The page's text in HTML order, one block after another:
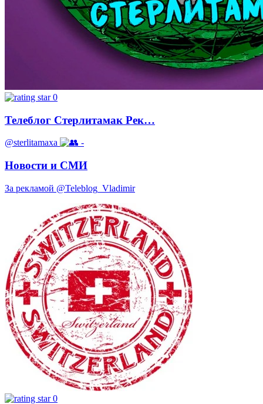
0
Телеблог Стерлитамак Рек…
@sterlitamaxa -
Новости и СМИ
За рекламой @Teleblog_Vladimir
0